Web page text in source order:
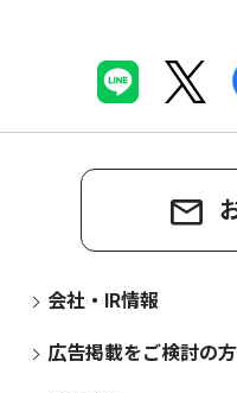
会社・IR情報
広告掲載をご検討の